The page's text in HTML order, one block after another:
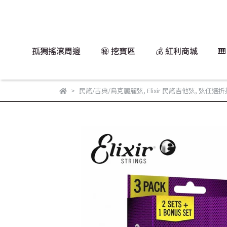
孤獨搖滾周邊 ㊙️ 挖寶區 💰 紅利商城
民謠/古典/烏克麗麗弦, Elixir 民謠吉他弦, 弦任選折